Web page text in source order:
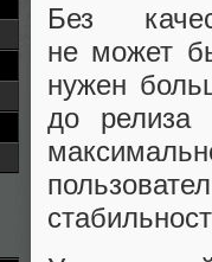
Без
не может
нужен
до релиза